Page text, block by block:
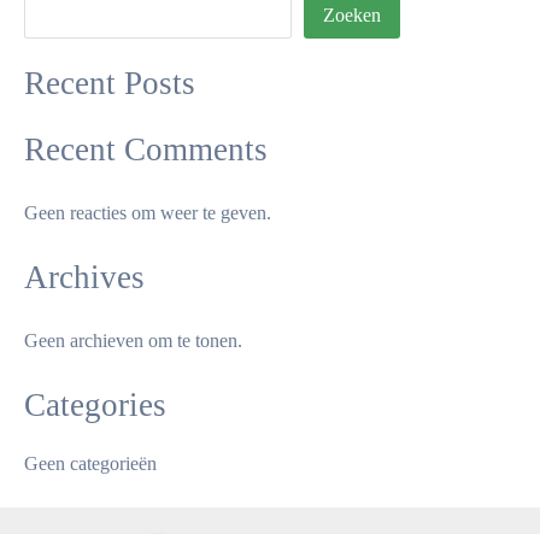
Zoeken
Recent Posts
Recent Comments
Geen reacties om weer te geven.
Archives
Geen archieven om te tonen.
Categories
Geen categorieën